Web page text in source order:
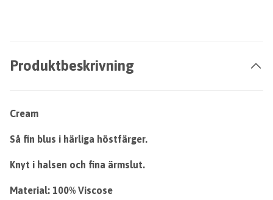
Produktbeskrivning
Cream
Så fin blus i härliga höstfärger.
Knyt i halsen och fina ärmslut.
Material: 100% Viscose